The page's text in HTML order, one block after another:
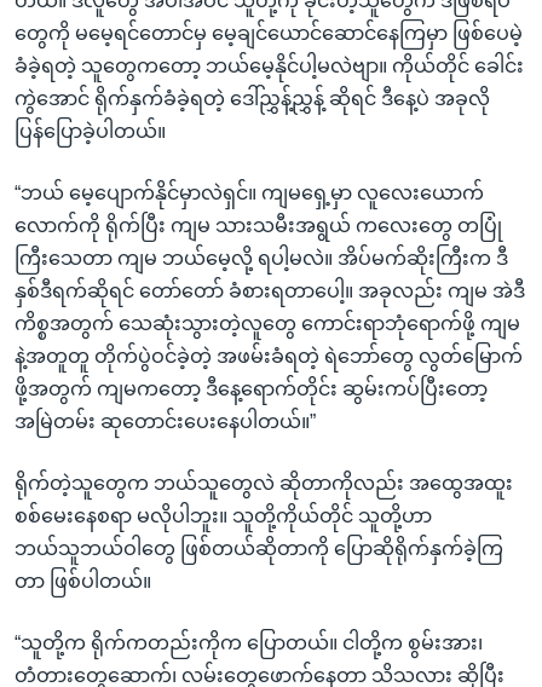
တွေကို မမေ့ရင်တောင်မှ မေ့ချင်ယောင်ဆောင်နေကြမှာ ဖြစ်ပေမဲ့
ခံခဲ့ရတဲ့ သူတွေကတော့ ဘယ်မေ့နိုင်ပါ့မလဲဗျာ။ ကိုယ်တိုင် ခေါင်း
ကွဲအောင် ရိုက်နှက်ခံခဲ့ရတဲ့ ဒေါ်ညွှန့်ညွှန့် ဆိုရင် ဒီနေ့ပဲ အခုလို
ပြန်ပြောခဲ့ပါတယ်။
“ဘယ် မေ့ပျောက်နိုင်မှာလဲရှင်။ ကျမရှေ့မှာ လူလေးယောက်
လောက်ကို ရိုက်ပြီး ကျမ သားသမီးအရွယ် ကလေးတွေ တပြုံ
ကြီးသေတာ ကျမ ဘယ်မေ့လို့ ရပါ့မလဲ။ အိပ်မက်ဆိုးကြီးက ဒီ
နှစ်ဒီရက်ဆိုရင် တော်တော် ခံစားရတာပေါ့။ အခုလည်း ကျမ အဲဒီ
ကိစ္စအတွက် သေဆုံးသွားတဲ့လူတွေ ကောင်းရာဘုံရောက်ဖို့ ကျမ
နဲ့အတူတူ တိုက်ပွဲဝင်ခဲ့တဲ့ အဖမ်းခံရတဲ့ ရဲဘော်တွေ လွတ်မြောက်
ဖို့အတွက် ကျမကတော့ ဒီနေ့ရောက်တိုင်း ဆွမ်းကပ်ပြီးတော့
အမြဲတမ်း ဆုတောင်းပေးနေပါတယ်။”
ရိုက်တဲ့သူတွေက ဘယ်သူတွေလဲ ဆိုတာကိုလည်း အထွေအထူး
စစ်မေးနေစရာ မလိုပါဘူး။ သူတို့ကိုယ်တိုင် သူတို့ဟာ
ဘယ်သူဘယ်ဝါတွေ ဖြစ်တယ်ဆိုတာကို ပြောဆိုရိုက်နှက်ခဲ့ကြ
တာ ဖြစ်ပါတယ်။
“သူတို့က ရိုက်ကတည်းကိုက ပြောတယ်။ ငါတို့က စွမ်းအား၊
တံတားတွေဆောက်၊ လမ်းတွေဖောက်နေတာ သိသလား ဆိုပြီး